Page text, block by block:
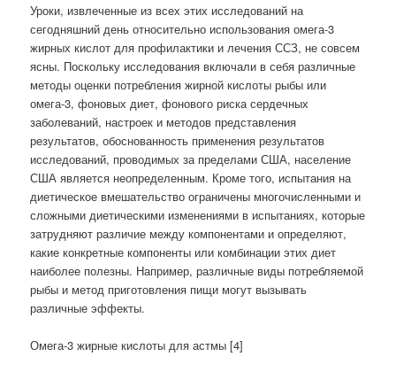
Уроки, извлеченные из всех этих исследований на
сегодняшний день относительно использования омега-3
жирных кислот для профилактики и лечения ССЗ, не совсем
ясны. Поскольку исследования включали в себя различные
методы оценки потребления жирной кислоты рыбы или
омега-3, фоновых диет, фонового риска сердечных
заболеваний, настроек и методов представления
результатов, обоснованность применения результатов
исследований, проводимых за пределами США, население
США является неопределенным. Кроме того, испытания на
диетическое вмешательство ограничены многочисленными и
сложными диетическими изменениями в испытаниях, которые
затрудняют различие между компонентами и определяют,
какие конкретные компоненты или комбинации этих диет
наиболее полезны. Например, различные виды потребляемой
рыбы и метод приготовления пищи могут вызывать
различные эффекты.
Омега-3 жирные кислоты для астмы [4]